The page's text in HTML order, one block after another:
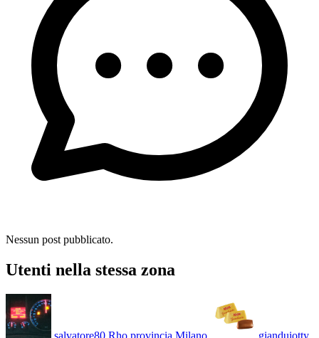
Nessun post pubblicato.
Utenti nella stessa zona
salvatore80 Rho provincia Milano gianduiotty